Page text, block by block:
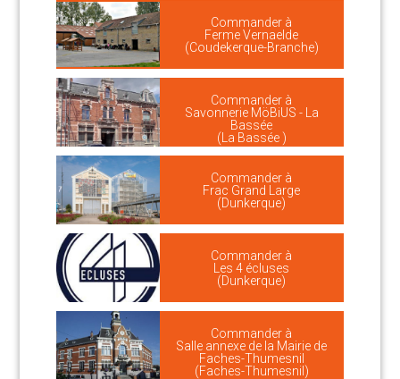
Commander à
Ferme Vernaelde
(Coudekerque-Branche)
Commander à
Savonnerie MöBiUS - La
Bassée
(La Bassée )
Commander à
Frac Grand Large
(Dunkerque)
Commander à
Les 4 écluses
(Dunkerque)
Commander à
Salle annexe de la Mairie de
Faches-Thumesnil
(Faches-Thumesnil)